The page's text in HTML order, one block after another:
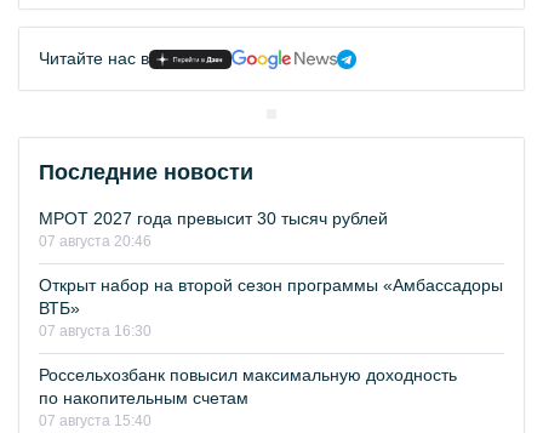
Читайте нас в
Последние новости
МРОТ 2027 года превысит 30 тысяч рублей
07 августа 20:46
Открыт набор на второй сезон программы «Амбассадоры
ВТБ»
07 августа 16:30
Россельхозбанк повысил максимальную доходность
по накопительным счетам
07 августа 15:40